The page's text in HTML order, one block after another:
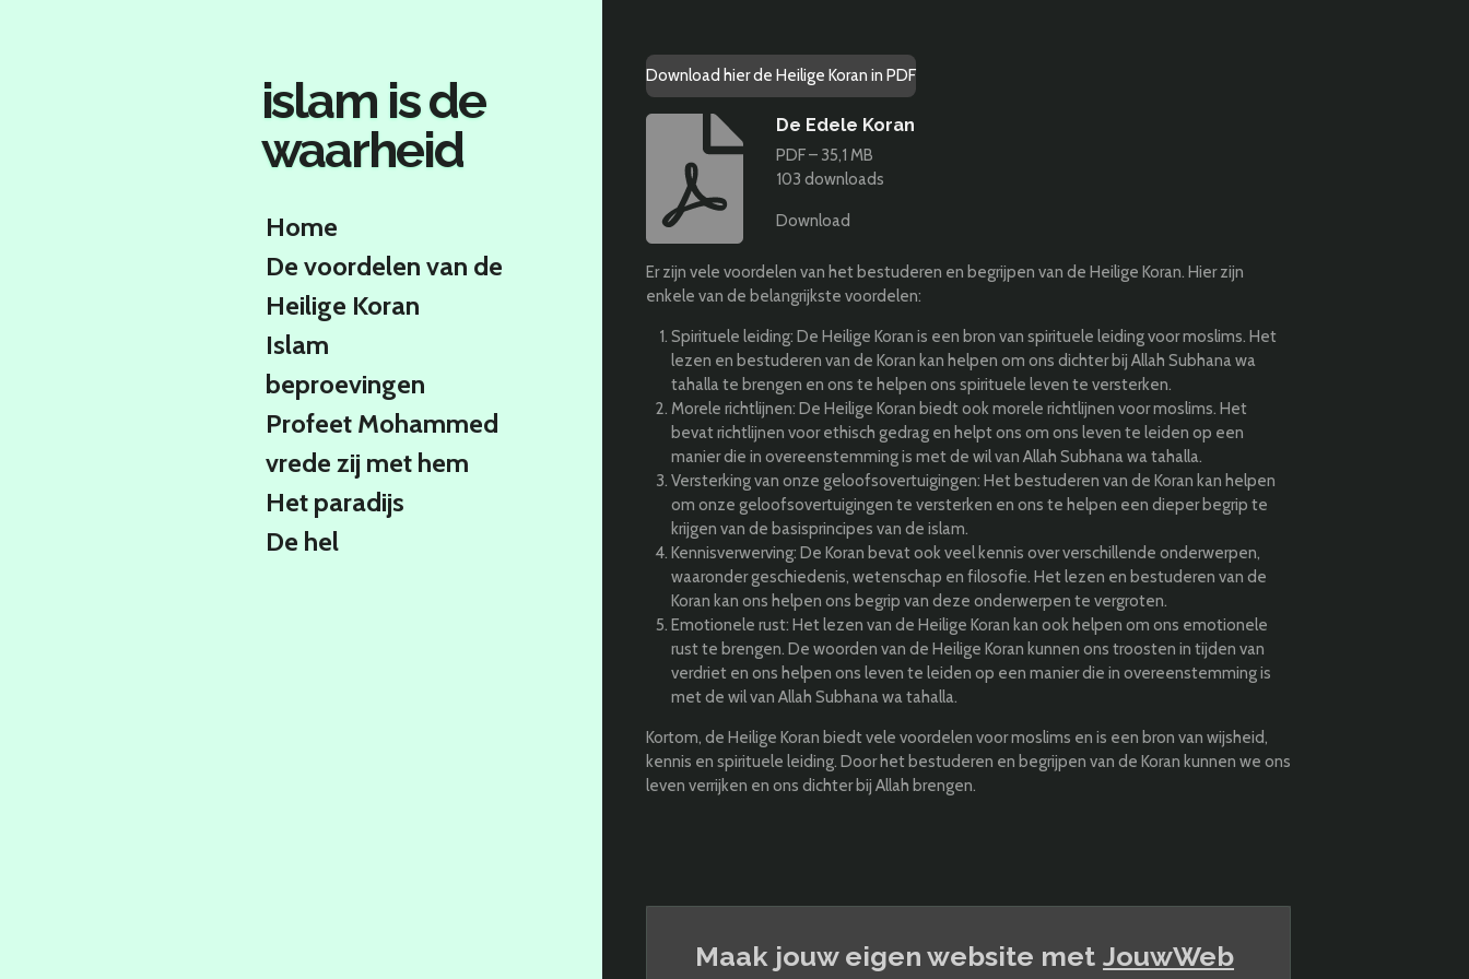
Download hier de Heilige Koran in PDF
De Edele Koran
PDF – 35,1 MB
103 downloads
Download
Er zijn vele voordelen van het bestuderen en begrijpen van de Heilige Koran. Hier zijn
enkele van de belangrijkste voordelen:
Spirituele leiding: De Heilige Koran is een bron van spirituele leiding voor moslims. Het
lezen en bestuderen van de Koran kan helpen om ons dichter bij Allah Subhana wa
tahalla te brengen en ons te helpen ons spirituele leven te versterken.
Morele richtlijnen: De Heilige Koran biedt ook morele richtlijnen voor moslims. Het
bevat richtlijnen voor ethisch gedrag en helpt ons om ons leven te leiden op een
manier die in overeenstemming is met de wil van Allah Subhana wa tahalla.
Versterking van onze geloofsovertuigingen: Het bestuderen van de Koran kan helpen
om onze geloofsovertuigingen te versterken en ons te helpen een dieper begrip te
krijgen van de basisprincipes van de islam.
Kennisverwerving: De Koran bevat ook veel kennis over verschillende onderwerpen,
waaronder geschiedenis, wetenschap en filosofie. Het lezen en bestuderen van de
Koran kan ons helpen ons begrip van deze onderwerpen te vergroten.
Emotionele rust: Het lezen van de Heilige Koran kan ook helpen om ons emotionele
rust te brengen. De woorden van de Heilige Koran kunnen ons troosten in tijden van
verdriet en ons helpen ons leven te leiden op een manier die in overeenstemming is
met de wil van Allah Subhana wa tahalla.
Kortom, de Heilige Koran biedt vele voordelen voor moslims en is een bron van wijsheid,
kennis en spirituele leiding. Door het bestuderen en begrijpen van de Koran kunnen we ons
leven verrijken en ons dichter bij Allah brengen.
Maak jouw eigen website met JouwWeb
islam is de
waarheid
Home
De voordelen van de
Heilige Koran
Islam
beproevingen
Profeet Mohammed
vrede zij met hem
Het paradijs
De hel